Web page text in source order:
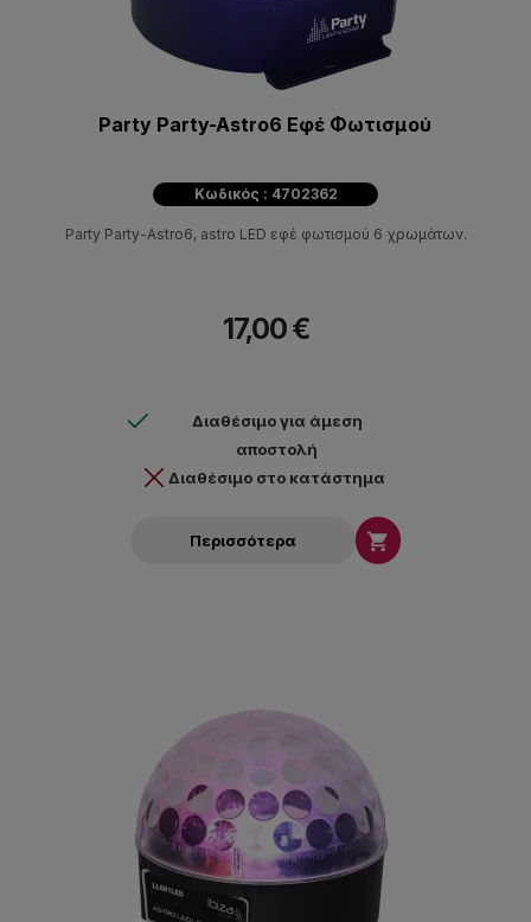
Party Party-Astro6 Εφέ Φωτισμού
Κωδικός : 4702362
Party Party-Astro6, astro LED εφέ φωτισμού 6 χρωμάτων.
17,00 €
Διαθέσιμο για άμεση
αποστολή
Διαθέσιμο στο κατάστημα
Περισσότερα 